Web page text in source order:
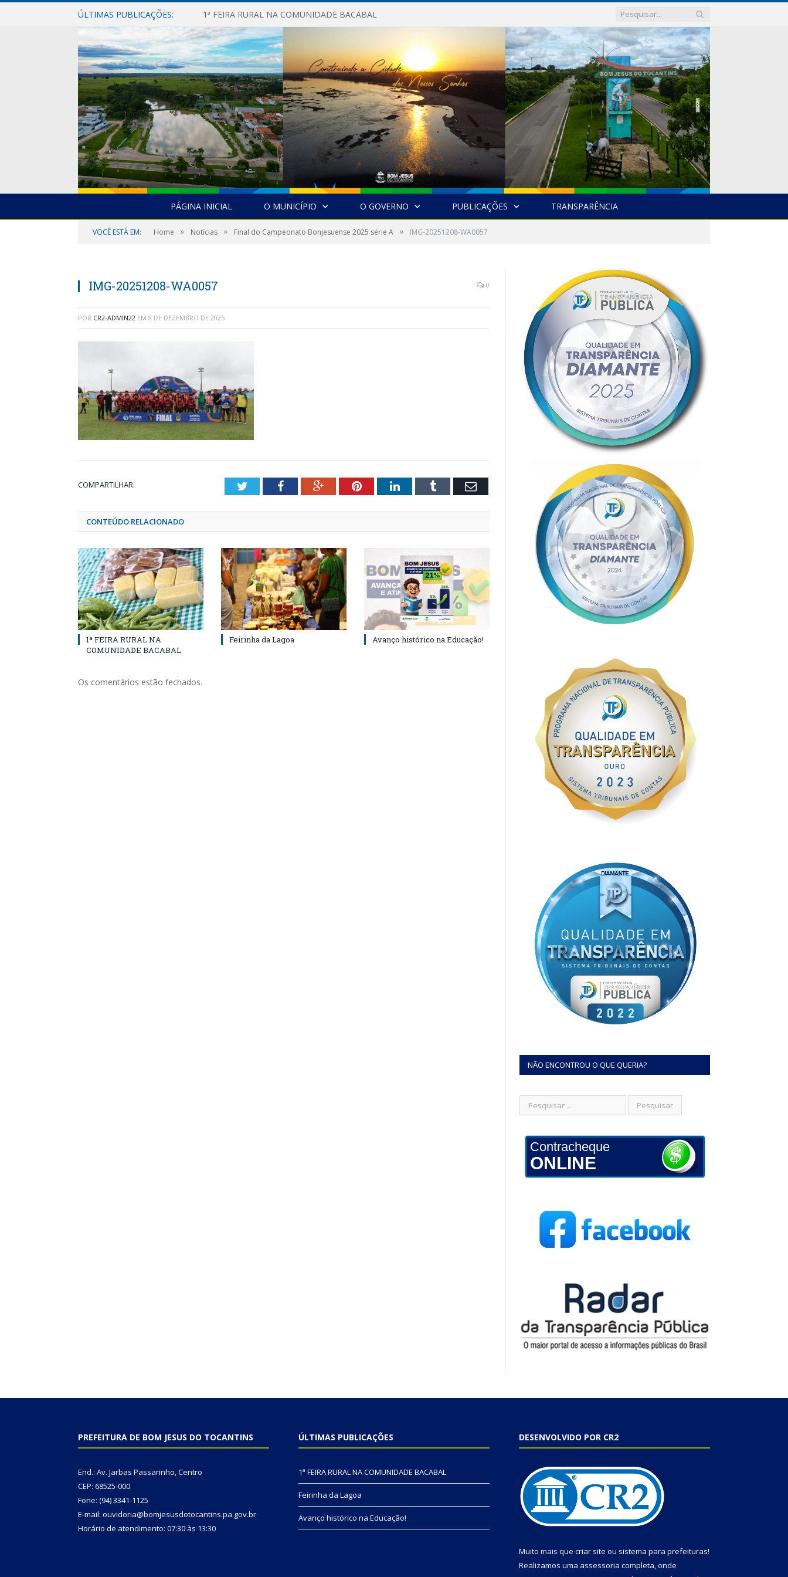
ÚLTIMAS PUBLICAÇÕES: 1ª FEIRA RURAL NA COMUNIDADE BACABAL
PÁGINA INICIAL O MUNICÍPIO O GOVERNO PUBLICAÇÕES TRANSPARÊNCIA
VOCÊ ESTÁ EM: Home » Notícias » Final do Campeonato Bonjesuense 2025 série A » IMG-20251208-WA0057
IMG-20251208-WA0057 0
POR CR2-ADMIN22 EM 8 DE DEZEMBRO DE 2025
COMPARTILHAR: TwitterFacebookGoogle+PinterestLinkedInTumblr Email
CONTEÚDO RELACIONADO
1ª FEIRA RURAL NA
COMUNIDADE BACABAL
Feirinha da Lagoa Avanço histórico na Educação!
Os comentários estão fechados.
NÃO ENCONTROU O QUE QUERIA?
Contracheque
ONLINE
PREFEITURA DE BOM JESUS DO TOCANTINS
End.: Av. Jarbas Passarinho, Centro
CEP: 68525-000
Fone: (94) 3341-1125
E-mail: ouvidoria@bomjesusdotocantins.pa.gov.br
Horário de atendimento: 07:30 às 13:30
ÚLTIMAS PUBLICAÇÕES
1ª FEIRA RURAL NA COMUNIDADE BACABAL
Feirinha da Lagoa
Avanço histórico na Educação!
DESENVOLVIDO POR CR2
Muito mais que criar site ou sistema para prefeituras!
Realizamos uma assessoria completa, onde